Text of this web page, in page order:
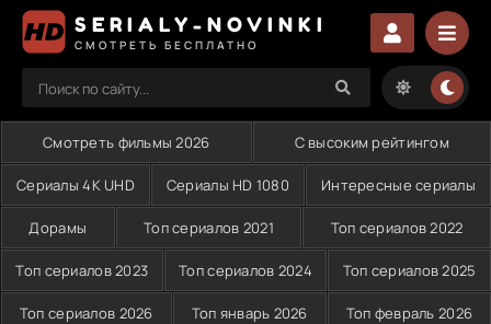
SERIALY-NOVINKI
СМОТРЕТЬ БЕСПЛАТНО
Смотреть фильмы 2026 С высоким рейтингом
Сериалы 4K UHD Сериалы HD 1080 Интересные сериалы
Дорамы Топ сериалов 2021 Топ сериалов 2022
Топ сериалов 2023 Топ сериалов 2024 Топ сериалов 2025
Топ сериалов 2026 Топ январь 2026 Топ февраль 2026